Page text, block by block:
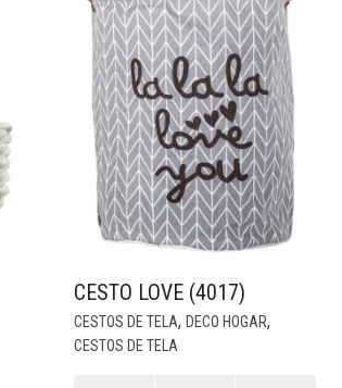
CESTO LOVE (4017)
CESTOS DE TELA, DECO HOGAR,
CESTOS DE TELA